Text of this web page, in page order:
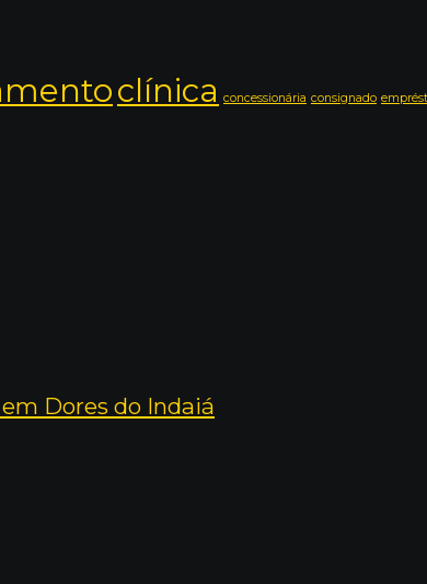
clínica concessionária consignado
Dores do Indaiá